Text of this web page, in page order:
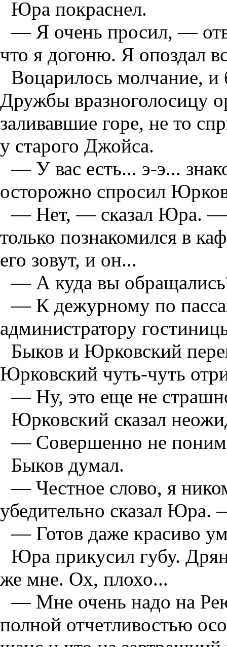
Юра покраснел.
— Я очень просил, —
что я догоню. Я опоздал
Воцарилось молчание,
Дружбы вразноголосицу
заливавшие горе, не то
у старого Джойса.
— У вас есть... э-э...
осторожно спросил
— Нет, — сказал Юра. —
только познакомился в
его зовут, и он...
— А куда вы
— К дежурному по
администратору
Быков и Юрковский
Юрковский чуть-чуть
— Ну, это еще не
Юрковский сказал
— Совершенно не
Быков думал.
— Честное слово, я
убедительно сказал Юра.
— Готов даже красиво
Юра прикусил губу.
же мне. Ох, плохо...
— Мне очень надо на
полной отчетливостью